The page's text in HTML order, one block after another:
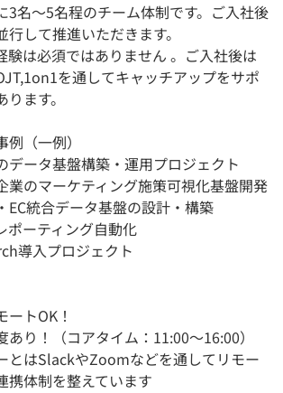
名～5名程のチーム体制です。ご入社後
して推進いただきます。
験は必須ではありません 。ご入社後は
を通してキャッチアップをサポ
ます。
（一例）
データ基盤構築・運用プロジェクト
業のマーケティング施策可視化基盤開発
EC統合データ基盤の設計・構築
ポーティング自動化
導入プロジェクト
ートOK！
あり！（コアタイム：11:00～16:00）
とはSlackやZoomなどを通してリモー
携体制を整えています